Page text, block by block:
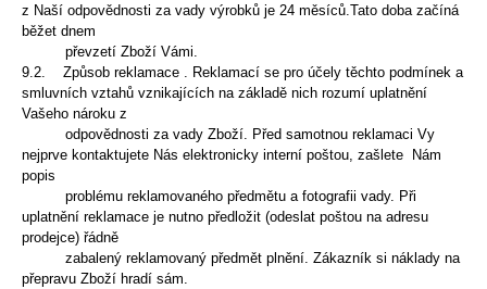
z Naší odpovědnosti za vady výrobků je 24 měsíců.Tato doba začíná
běžet dnem
převzetí Zboží Vámi.
9.2. Způsob reklamace . Reklamací se pro účely těchto podmínek a
smluvních vztahů vznikajících na základě nich rozumí uplatnění
Vašeho nároku z
odpovědnosti za vady Zboží. Před samotnou reklamaci Vy
nejprve kontaktujete Nás elektronicky interní poštou, zašlete Nám
popis
problému reklamovaného předmětu a fotografii vady. Při
uplatnění reklamace je nutno předložit (odeslat poštou na adresu
prodejce) řádně
zabalený reklamovaný předmět plnění. Zákazník si náklady na
přepravu Zboží hradí sám.